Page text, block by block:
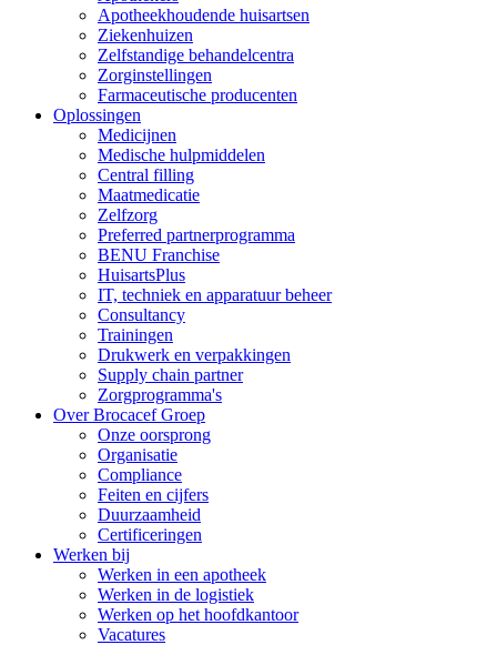
Apotheekhoudende huisartsen
Ziekenhuizen
Zelfstandige behandelcentra
Zorginstellingen
Farmaceutische producenten
Oplossingen
Medicijnen
Medische hulpmiddelen
Central filling
Maatmedicatie
Zelfzorg
Preferred partnerprogramma
BENU Franchise
HuisartsPlus
IT, techniek en apparatuur beheer
Consultancy
Trainingen
Drukwerk en verpakkingen
Supply chain partner
Zorgprogramma's
Over Brocacef Groep
Onze oorsprong
Organisatie
Compliance
Feiten en cijfers
Duurzaamheid
Certificeringen
Werken bij
Werken in een apotheek
Werken in de logistiek
Werken op het hoofdkantoor
Vacatures